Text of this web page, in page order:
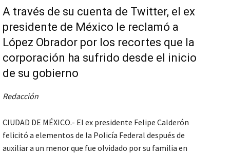
A través de su cuenta de Twitter, el ex
presidente de México le reclamó a
López Obrador por los recortes que la
corporación ha sufrido desde el inicio
de su gobierno
Redacción
CIUDAD DE MÉXICO.- El ex presidente Felipe Calderón
felicitó a elementos de la Policía Federal después de
auxiliar a un menor que fue olvidado por su familia en